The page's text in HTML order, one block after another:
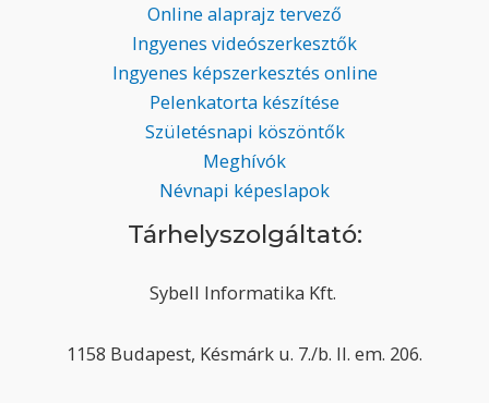
Online alaprajz tervező
Ingyenes videószerkesztők
Ingyenes képszerkesztés online
Pelenkatorta készítése
Születésnapi köszöntők
Meghívók
Névnapi képeslapok
Tárhelyszolgáltató:
Sybell Informatika Kft.
1158 Budapest, Késmárk u. 7./b. II. em. 206.